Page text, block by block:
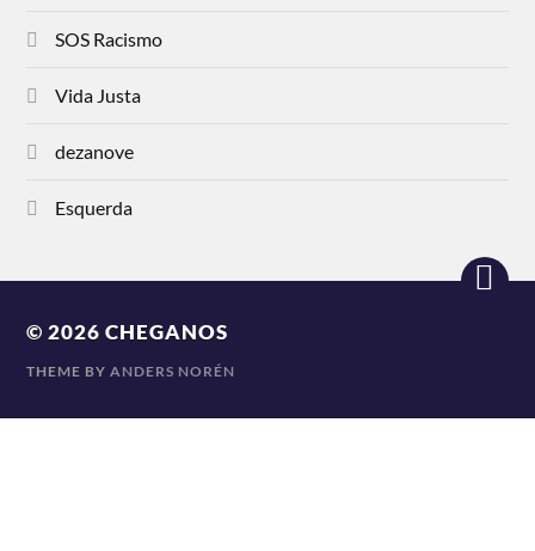
SOS Racismo
Vida Justa
dezanove
Esquerda
© 2026CHEGANOS
THEME BYANDERS NORÉN